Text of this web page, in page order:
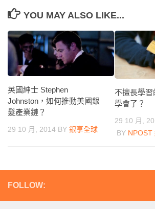
YOU MAY ALSO LIKE...
英國紳士 Stephen
Johnston，如何推動美國銀
髮產業鏈？
29 10 月, 2014 BY 銀享全球
不擅長學
學會了？
29 10 月,
BY NPOST
FOLLOW: